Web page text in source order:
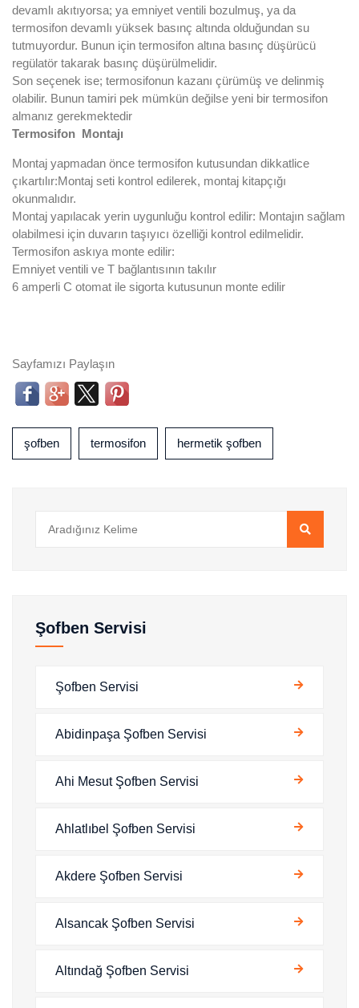
devamlı akıtıyorsa; ya emniyet ventili bozulmuş, ya da
termosifon devamlı yüksek basınç altında olduğundan su
tutmuyordur. Bunun için termosifon altına basınç düşürücü
regülatör takarak basınç düşürülmelidir.
Son seçenek ise; termosifonun kazanı çürümüş ve delinmiş
olabilir. Bunun tamiri pek mümkün değilse yeni bir termosifon
almanız gerekmektedir
Termosifon Montajı
Montaj yapmadan önce termosifon kutusundan dikkatlice
çıkartılır:Montaj seti kontrol edilerek, montaj kitapçığı
okunmalıdır.
Montaj yapılacak yerin uygunluğu kontrol edilir: Montajın sağlam
olabilmesi için duvarın taşıyıcı özelliği kontrol edilmelidir.
Termosifon askıya monte edilir:
Emniyet ventili ve T bağlantısının takılır
6 amperli C otomat ile sigorta kutusunun monte edilir
Sayfamızı Paylaşın
şofben termosifon hermetik şofben
Şofben Servisi
Şofben Servisi
Abidinpaşa Şofben Servisi
Ahi Mesut Şofben Servisi
Ahlatlıbel Şofben Servisi
Akdere Şofben Servisi
Alsancak Şofben Servisi
Altındağ Şofben Servisi